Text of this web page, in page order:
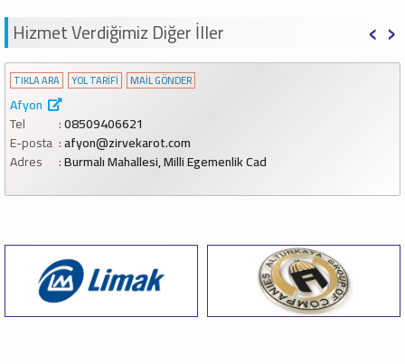
Hizmet Verdiğimiz Diğer İller
TIKLA ARA YOL TARİFİ MAİL GÖNDER
Afyon
Tel
08509406621
E-posta afyon@zirvekarot.com
Adres
Burmalı Mahallesi, Milli Egemenlik Cad
‹ ›